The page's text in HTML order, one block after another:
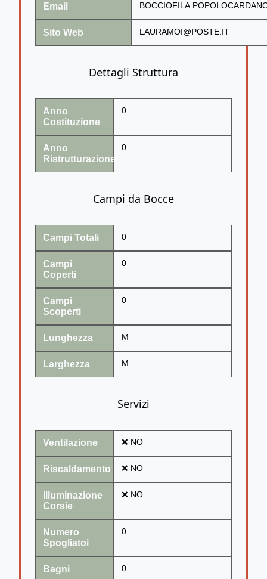
Email
Sito Web LAURAMOI@POSTE.IT
Dettagli Struttura
Anno
Costituzione
0
Anno
Ristrutturazione
0
Campi da Bocce
Campi Totali 0
Campi
Coperti
0
Campi
Scoperti
0
Lunghezza M
Larghezza M
Servizi
Ventilazione ❌ NO
Riscaldamento ❌ NO
Illuminazione
Corsie
❌ NO
Numero
Spogliatoi
0
Bagni 0